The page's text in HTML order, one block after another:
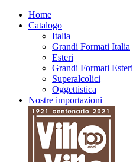
Home
Catalogo
Italia
Grandi Formati Italia
Esteri
Grandi Formati Esteri
Superalcolici
Oggettistica
Nostre importazioni